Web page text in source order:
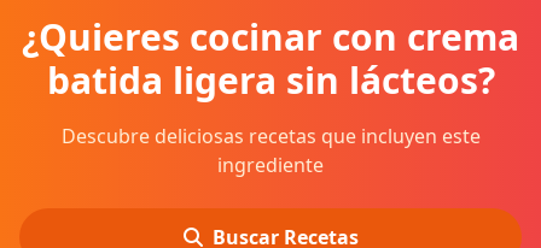
¿Quieres cocinar con crema
batida ligera sin lácteos?
Descubre deliciosas recetas que incluyen este
ingrediente
Buscar Recetas